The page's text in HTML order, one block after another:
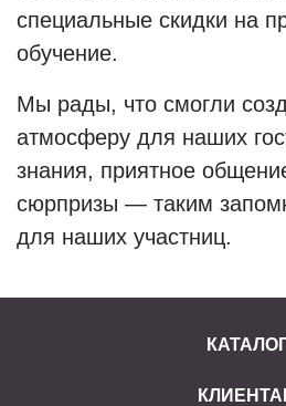
специальные скидки на
обучение.
Мы рады, что смогли
атмосферу для наших
знания, приятное
сюрпризы — таким
для наших участниц.